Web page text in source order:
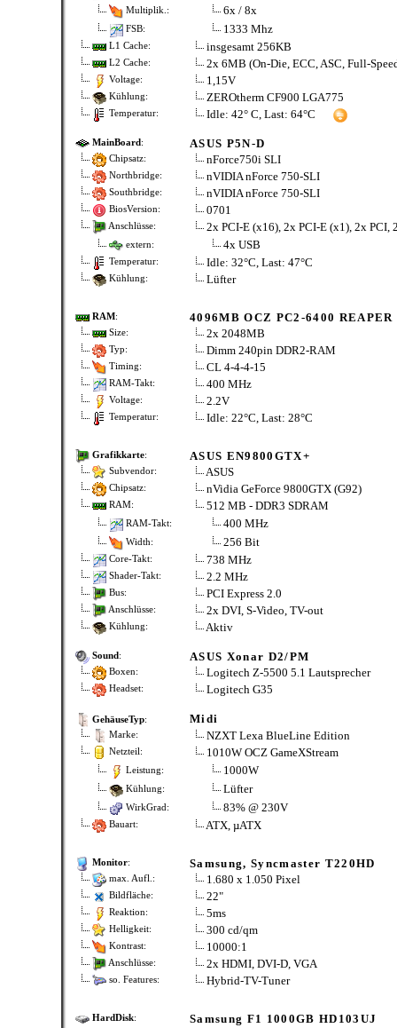
Multiplik.: 6x / 8x
FSB: 1333 Mhz
L1 Cache: insgesamt 256KB
L2 Cache: 2x 6MB (On-Die, ECC, ASC, Full-
Voltage: 1,15V
Kühlung: ZEROtherm CF900 LGA775
Temperatur: Idle: 42° C, Last: 64°C
MainBoard: ASUS P5N-D
Chipsatz: nForce750i SLI
Northbridge: nVIDIA nForce 750-SLI
Southbridge: nVIDIA nForce 750-SLI
BiosVersion: 0701
Anschlüsse: 2x PCI-E (x16), 2x PCI-E (x1), 2x PCI,
extern: 4x USB
Temperatur: Idle: 32°C, Last: 47°C
Kühlung: Lüfter
RAM: 4096MB OCZ PC2-6400
Size: 2x 2048MB
Typ: Dimm 240pin DDR2-RAM
Timing: CL 4-4-4-15
RAM-Takt: 400 MHz
Voltage: 2.2V
Temperatur: Idle: 22°C, Last: 28°C
Grafikkarte: ASUS EN9800GTX+
Subvendor: ASUS
Chipsatz: nVidia GeForce 9800GTX (G92)
RAM: 512 MB - DDR3 SDRAM
RAM-Takt: 400 MHz
Width: 256 Bit
Core-Takt: 738 MHz
Shader-Takt: 2.2 MHz
Bus: PCI Express 2.0
Anschlüsse: 2x DVI, S-Video, TV-out
Kühlung: Aktiv
Sound: ASUS Xonar D2/PM
Boxen: Logitech Z-5500 5.1 Lautsprecher
Headset: Logitech G35
GehäuseTyp: Midi
Marke: NZXT Lexa BlueLine Edition
Netzteil: 1010W OCZ GameXStream
Leistung: 1000W
Kühlung: Lüfter
WirkGrad: 83% @ 230V
Bauart: ATX, µATX
Monitor: Samsung, Syncmaster T220HD
max. Aufl.: 1.680 x 1.050 Pixel
Bildfläche: 22"
Reaktion: 5ms
Helligkeit: 300 cd/qm
Kontrast: 10000:1
Anschlüsse: 2x HDMI, DVI-D, VGA
so. Features: Hybrid-TV-Tuner
HardDisk: Samsung F1 1000GB HD103UJ